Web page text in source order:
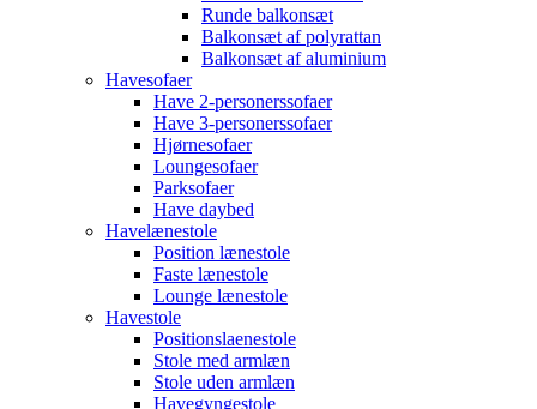
Runde balkonsæt
Balkonsæt af polyrattan
Balkonsæt af aluminium
Havesofaer
Have 2-personerssofaer
Have 3-personerssofaer
Hjørnesofaer
Loungesofaer
Parksofaer
Have daybed
Havelænestole
Position lænestole
Faste lænestole
Lounge lænestole
Havestole
Positionslaenestole
Stole med armlæn
Stole uden armlæn
Havegyngestole